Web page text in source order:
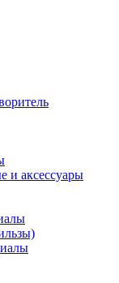
и аксессуары